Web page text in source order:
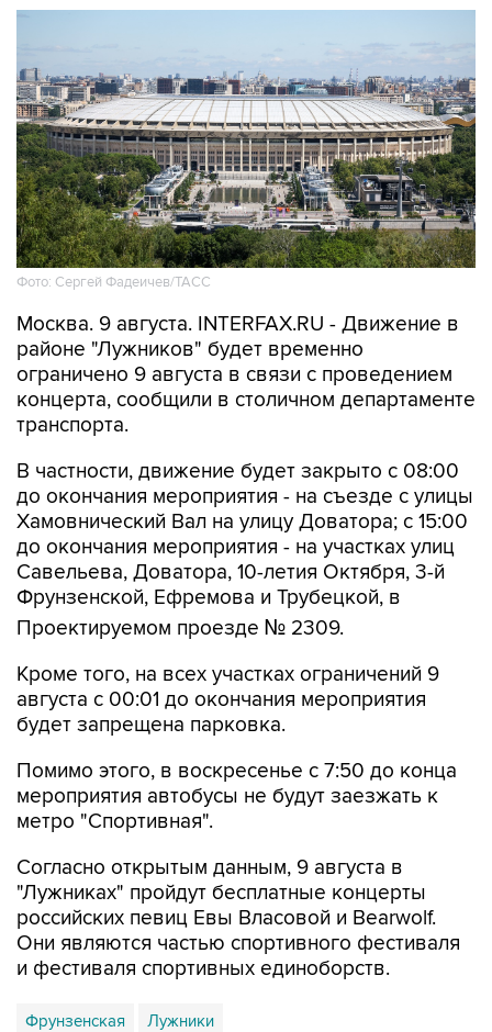
Фото: Сергей Фадеичев/ТАСС
Москва. 9 августа. INTERFAX.RU - Движение в
районе "Лужников" будет временно
ограничено 9 августа в связи с проведением
концерта, сообщили в столичном департаменте
транспорта.
В частности, движение будет закрыто с 08:00
до окончания мероприятия - на съезде с улицы
Хамовнический Вал на улицу Доватора; с 15:00
до окончания мероприятия - на участках улиц
Савельева, Доватора, 10-летия Октября, 3-й
Фрунзенской, Ефремова и Трубецкой, в
Проектируемом проезде № 2309.
Кроме того, на всех участках ограничений 9
августа с 00:01 до окончания мероприятия
будет запрещена парковка.
Помимо этого, в воскресенье с 7:50 до конца
мероприятия автобусы не будут заезжать к
метро "Спортивная".
Согласно открытым данным, 9 августа в
"Лужниках" пройдут бесплатные концерты
российских певиц Евы Власовой и Bearwolf.
Они являются частью спортивного фестиваля
и фестиваля спортивных единоборств.
Фрунзенская Лужники